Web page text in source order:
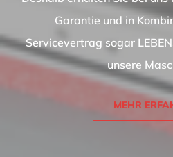
Garantie und in
Servicevertrag sogar
unsere
MEHR